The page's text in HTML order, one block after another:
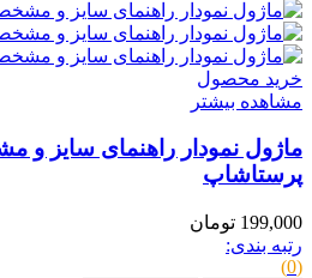
خرید محصول
مشاهده بیشتر
ماژول نمودار راهنمای سایز
پرستاشاپ
199,000 تومان
رتبه بندی:
(0)